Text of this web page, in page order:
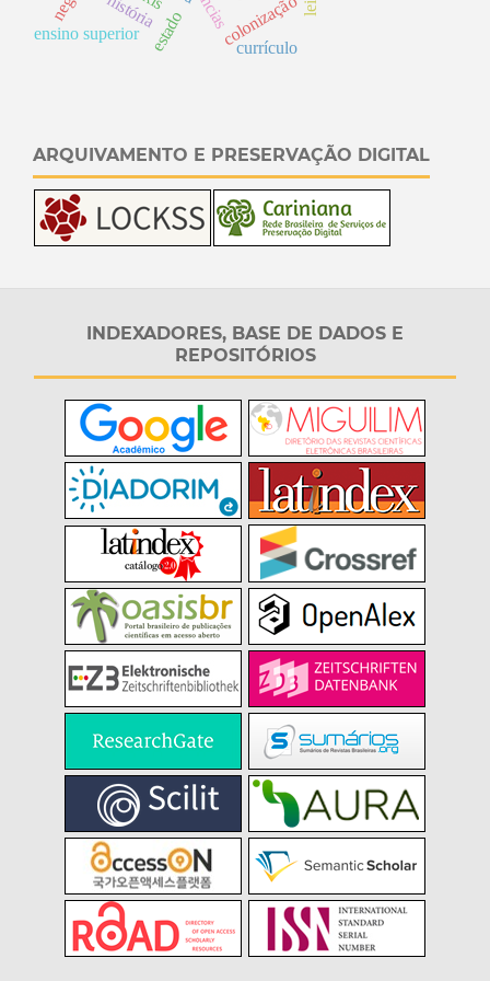
história colonização
estado
ensino superior
currículo
ARQUIVAMENTO E PRESERVAÇÃO DIGITAL
INDEXADORES, BASE DE DADOS E
REPOSITÓRIOS